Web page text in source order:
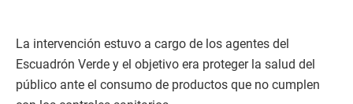
La intervención estuvo a cargo de los agentes del
Escuadrón Verde y el objetivo era proteger la salud del
público ante el consumo de productos que no cumplen